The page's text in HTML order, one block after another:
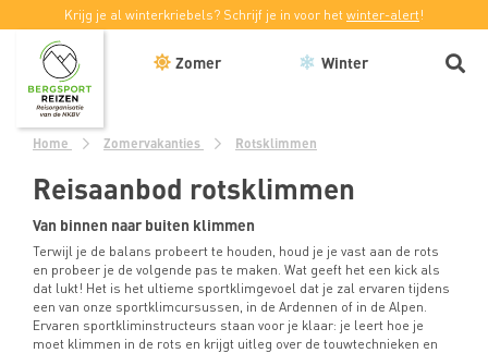
Krijg je al winterkriebels? Schrijf je in voor het winter-alert!
Zomer Winter
Home Zomervakanties Rotsklimmen
Reisaanbod rotsklimmen
Van binnen naar buiten klimmen
Terwijl je de balans probeert te houden, houd je je vast aan de rots
en probeer je de volgende pas te maken. Wat geeft het een kick als
dat lukt! Het is het ultieme sportklimgevoel dat je zal ervaren tijdens
een van onze sportklimcursussen, in de Ardennen of in de Alpen.
Ervaren sportkliminstructeurs staan voor je klaar: je leert hoe je
moet klimmen in de rots en krijgt uitleg over de touwtechnieken en